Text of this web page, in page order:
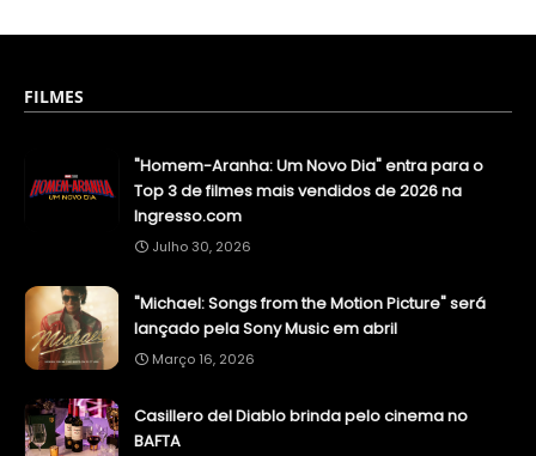
FILMES
"Homem-Aranha: Um Novo Dia" entra para o
Top 3 de filmes mais vendidos de 2026 na
Ingresso.com
Julho 30, 2026
"Michael: Songs from the Motion Picture" será
lançado pela Sony Music em abril
Março 16, 2026
Casillero del Diablo brinda pelo cinema no
BAFTA